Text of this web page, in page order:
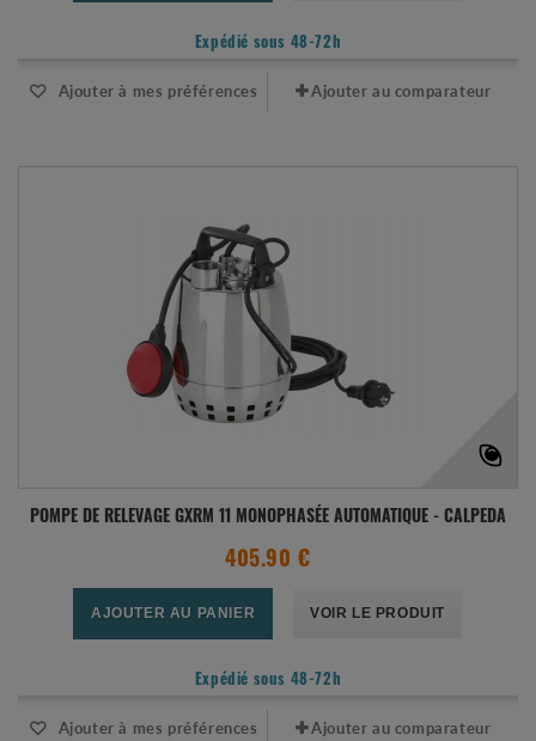
Expédié sous 48-72h
Ajouter à mes préférences Ajouter au comparateur
POMPE DE RELEVAGE GXRM 11 MONOPHASÉE AUTOMATIQUE - CALPEDA
405.90 €
AJOUTER AU PANIER VOIR LE PRODUIT
Expédié sous 48-72h
Ajouter à mes préférences Ajouter au comparateur